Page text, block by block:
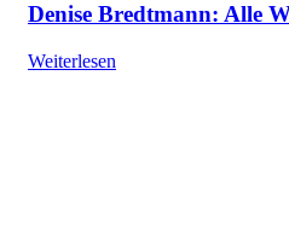
Denise Bredtmann: Alle
Weiterlesen